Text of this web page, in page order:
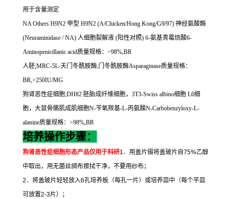
用于含量测定
NA Others H9N2 甲型 H9N2 (A/Chicken/Hong Kong/G9/97) 神经氨酸酶
(Neuraminidase / NA) 人细胞裂解液 (阳性对照) 6-氨基青霉烷酸6-
Aminopenicillanic acid质量规格： >98%,BR
人胚;MRC-5L-天门冬酰胺酶,门冬酰胺酶Asparaginase质量规格：
BR,>250IU/MG
狗肾恶性症细胞;DH82 胚胎成纤维细胞， 3T3-Swiss albino细胞 L6细
胞，大鼠骨骼肌成肌细胞N-苄氧羰基-L-丙氨酸N-Carbobenzyloxy-L-
alanine质量规格： >98%,BR
培养操作步骤：
狗肾恶性症细胞形态产品仅用于科研1 ．用盖片镊将盖玻片自75%乙醇
中取出，用无菌丝绸布擦拭干净，不要用纱布；
2 ．将盖玻片轻轻放入6孔培养板（每孔一片）或培养皿中（每个平皿
可放置2-3片）；